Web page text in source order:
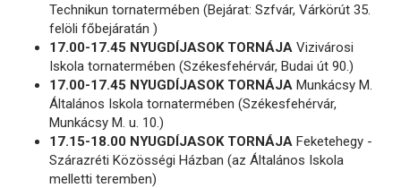
Technikun tornatermében (Bejárat: Szfvár, Várkörút 35.
felöli főbejáratán )
17.00-17.45 NYUGDÍJASOK TORNÁJA Vizivárosi
Iskola tornatermében (Székesfehérvár, Budai út 90.)
17.00-17.45 NYUGDÍJASOK TORNÁJA Munkácsy M.
Általános Iskola tornatermében (Székesfehérvár,
Munkácsy M. u. 10.)
17.15-18.00 NYUGDÍJASOK TORNÁJA Feketehegy -
Szárazréti Közösségi Házban (az Általános Iskola
melletti teremben)